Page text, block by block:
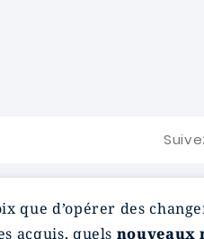
que d’opérer des
acquis, quels nouveaux